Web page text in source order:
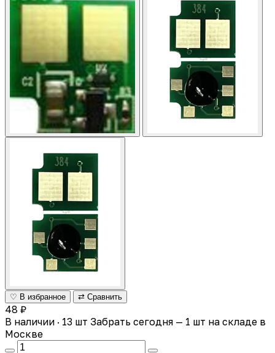
♡ В избранное ⇄ Сравнить
48 ₽
В наличии · 13 шт Забрать сегодня — 1 шт на складе в
Москве